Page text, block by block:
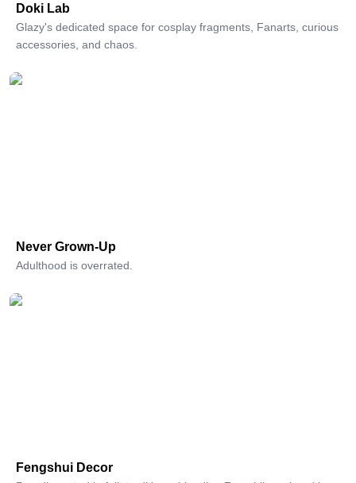
Doki Lab
Glazy's dedicated space for cosplay fragments, Fanarts, curious
accessories, and chaos.
Never Grown-Up
Adulthood is overrated.
Fengshui Decor